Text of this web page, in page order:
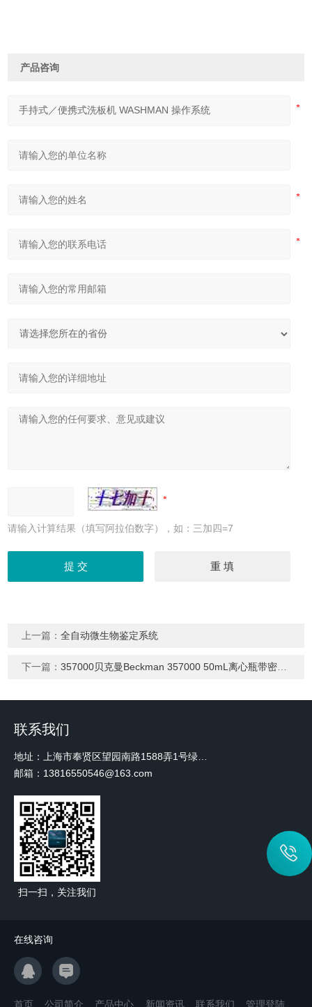
产品咨询
请输入计算结果（填写阿拉伯数字），如：三加四=7
上一篇：全自动微生物鉴定系统
下一篇：357000贝克曼Beckman 357000 50mL离心瓶带密封盖
联系我们
邮箱：13816550546@163.com
扫一扫，关注我们
在线咨询
首页 公司简介 产品中心 新闻资讯 联系我们 管理登陆